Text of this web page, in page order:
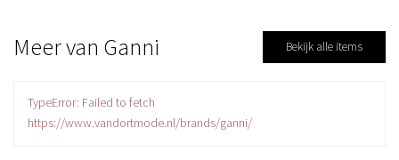
Meer van Ganni Bekijk alle items
TypeError: Failed to fetch
https://www.vandortmode.nl/brands/ganni/